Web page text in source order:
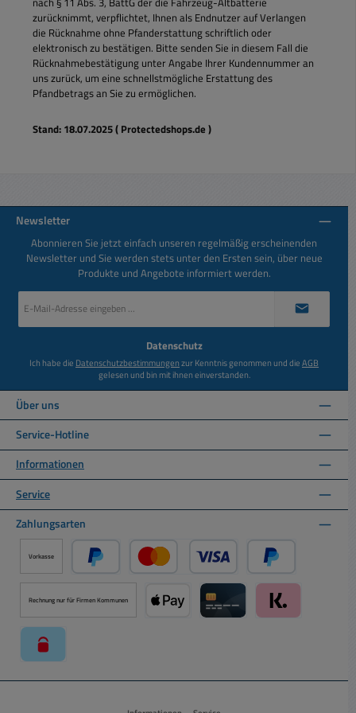
zurücknimmt, verpflichtet, Ihnen als Endnutzer auf Verlangen
die Rücknahme ohne Pfanderstattung schriftlich oder
elektronisch zu bestätigen. Bitte senden Sie in diesem Fall die
Rücknahmebestätigung unter Angabe Ihrer Kundennummer an
uns zurück, um eine schnellstmögliche Erstattung des
Pfandbetrags an Sie zu ermöglichen.
Stand: 18.07.2025 ( Protectedshops.de )
Newsletter
Abonnieren Sie jetzt einfach unseren regelmäßig erscheinenden
Newsletter und Sie werden stets unter den Ersten sein, über neue
Produkte und Angebote informiert werden.
Mail-
Datenschutz
Ich habe die Datenschutzbestimmungenzur Kenntnis genommen und dieAGB
gelesen und bin mit ihnen einverstanden.
Über uns
Service-Hotline
Informationen
Service
Zahlungsarten
Vorkasse
PayPal Kredit- oder Debitkarte über PayPal
Später Bezahlen
Rechnung nur für Firmen Kommunen